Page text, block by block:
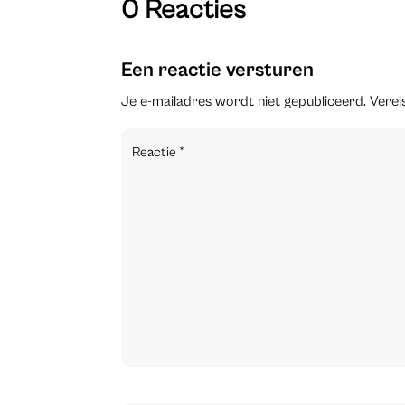
0 Reacties
Een reactie versturen
Je e-mailadres wordt niet gepubliceerd.